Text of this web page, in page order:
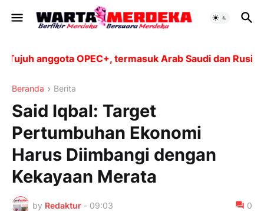
anggota OPEC+, termasuk Arab Saudi dan Rusia,
Beranda Berita
Said Iqbal: Target
Pertumbuhan Ekonomi
Harus Diimbangi dengan
Kekayaan Merata
by Redaktur - 09:03 0